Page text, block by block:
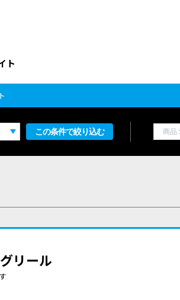
ト
この条件で絞り込む
リール